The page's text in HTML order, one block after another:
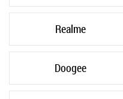
Realme
Doogee